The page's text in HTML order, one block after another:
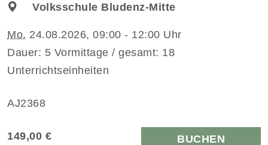
Volksschule Bludenz-Mitte
Mo. 24.08.2026, 09:00 - 12:00 Uhr
Dauer: 5 Vormittage / gesamt: 18
Unterrichtseinheiten
AJ2368
149,00 € BUCHEN